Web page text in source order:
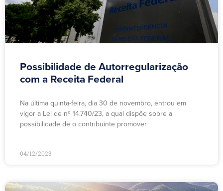
Possibilidade de Autorregularização
com a Receita Federal
Na última quinta-feira, dia 30 de novembro, entrou em
vigor a Lei de nº 14.740/23, a qual dispõe sobre a
possibilidade de o contribuinte promover
04/12/2023